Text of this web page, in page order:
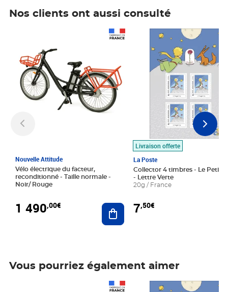
Nos clients ont aussi consulté
Nouvelle Attitude
Vélo électrique du facteur,
reconditionné - Taille normale -
Noir/ Rouge
1 490,00€ Ajouter au panier
Livraison offerte
La Poste
Collector 4 timbres - Le Petit
- Lettre Verte
20g / France
7,50€
Prix 7,50€
Vous pourriez également aimer
Prix 7,50€